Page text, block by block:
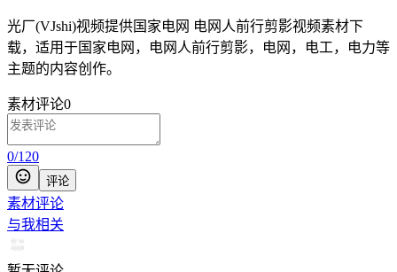
光厂(VJshi)视频提供国家电网 电网人前行剪影视频素材 下
载，适用于国家电网，电网人前行剪影，电网，电工，电力等
主题的内容创作。
素材评论0
0/120
评论
素材评论
与我相关